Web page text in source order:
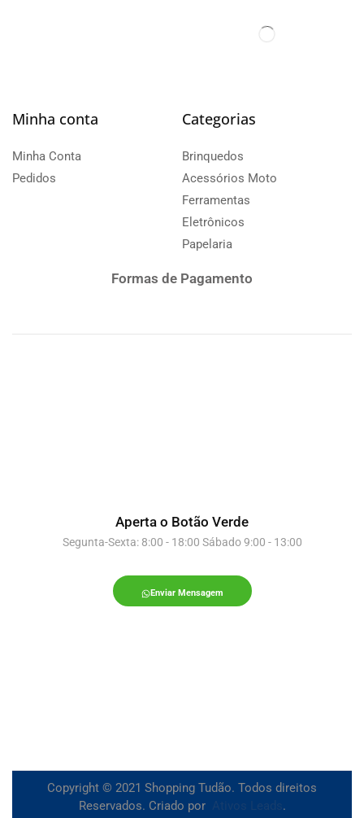
Minha conta
Minha Conta
Pedidos
Categorias
Brinquedos
Acessórios Moto
Ferramentas
Eletrônicos
Papelaria
Formas de Pagamento
Aperta o Botão Verde
Segunta-Sexta: 8:00 - 18:00 Sábado 9:00 - 13:00
Enviar Mensagem
Copyright © 2021 Shopping Tudão. Todos direitos
Reservados. Criado por
.